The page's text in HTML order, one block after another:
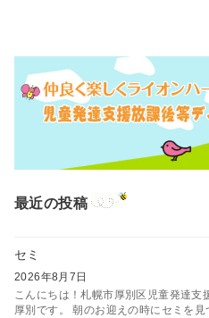
最近の投稿
セミ
2026年8月7日
こんにちは！札幌市厚別区児童発達支
厚別です。 朝のお迎えの時にセミを